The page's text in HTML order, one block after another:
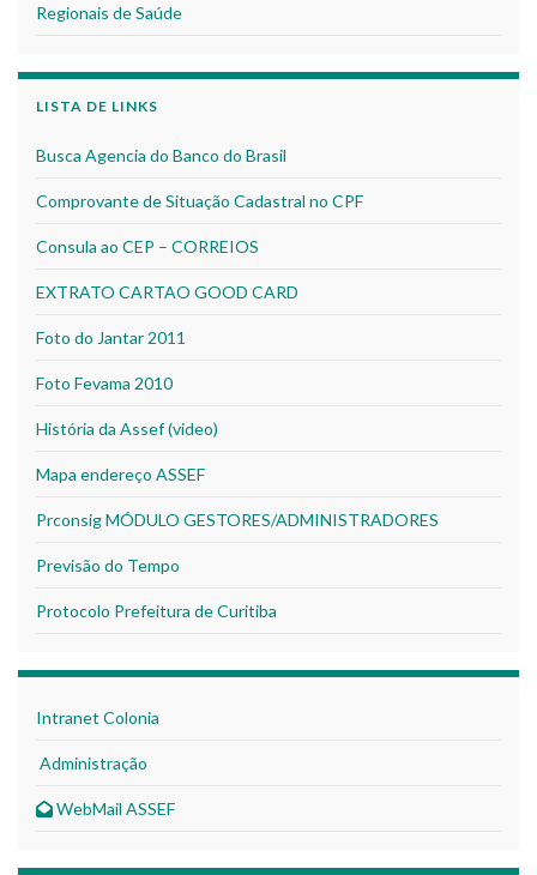
Regionais de Saúde
LISTA DE LINKS
Busca Agencia do Banco do Brasil
Comprovante de Situação Cadastral no CPF
Consula ao CEP – CORREIOS
EXTRATO CARTAO GOOD CARD
Foto do Jantar 2011
Foto Fevama 2010
História da Assef (video)
Mapa endereço ASSEF
Prconsig MÓDULO GESTORES/ADMINISTRADORES
Previsão do Tempo
Protocolo Prefeitura de Curitiba
Intranet Colonia
Administração
WebMail ASSEF